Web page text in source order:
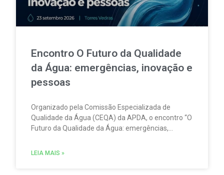
Encontro O Futuro da Qualidade
da Água: emergências, inovação e
pessoas
Organizado pela Comissão Especializada de
Qualidade da Água (CEQA) da APDA, o encontro “O
Futuro da Qualidade da Água: emergências,
de Serviços e Comércio do Oeste, em Torres
LEIA MAIS »